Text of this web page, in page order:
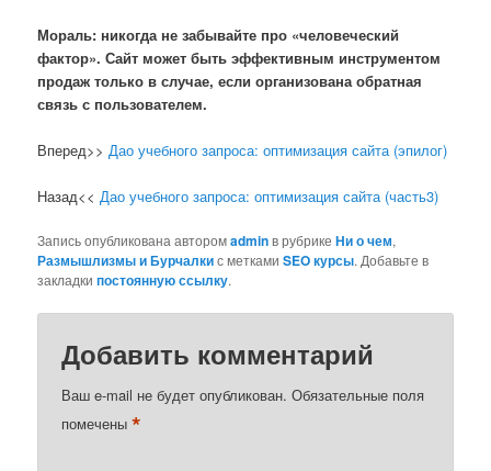
Мораль: никогда не забывайте про «человеческий
фактор». Сайт может быть эффективным инструментом
продаж только в случае, если организована обратная
связь с пользователем.
Вперед>> Дао учебного запроса: оптимизация сайта (эпилог)
Назад<<Дао учебного запроса: оптимизация сайта (часть3)
Запись опубликована авторомadminв рубрикеНи о чем,
Размышлизмы и Бурчалкис меткамиSEO курсы. Добавьте в
закладкипостоянную ссылку.
Добавить комментарий
Ваш e-mail не будет опубликован. Обязательные поля
помечены*